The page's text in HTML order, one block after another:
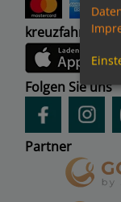
Folgen Sie uns
Partner